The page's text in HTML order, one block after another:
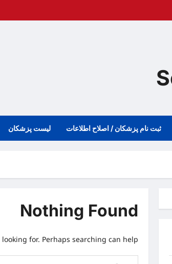
ثبت نام پزشکان / اصلاح اطلاعات لیست پزشکان
Nothing Found
for. Perhaps searching can help.